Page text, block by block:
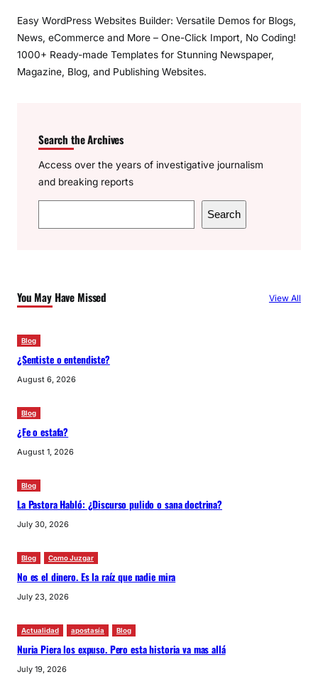
Easy WordPress Websites Builder: Versatile Demos for Blogs,
News, eCommerce and More – One-Click Import, No Coding!
1000+ Ready-made Templates for Stunning Newspaper,
Magazine, Blog, and Publishing Websites.
Search the Archives
Access over the years of investigative journalism
and breaking reports
e
h
Search
You May Have Missed View All
Blog
¿Sentiste o entendiste?
August 6, 2026
Blog
¿Fe o estafa?
August 1, 2026
Blog
La Pastora Habló: ¿Discurso pulido o sana doctrina?
July 30, 2026
Blog Como Juzgar
No es el dinero. Es la raíz que nadie mira
July 23, 2026
Actualidad apostasía Blog
Nuria Piera los expuso. Pero esta historia va mas allá
July 19, 2026